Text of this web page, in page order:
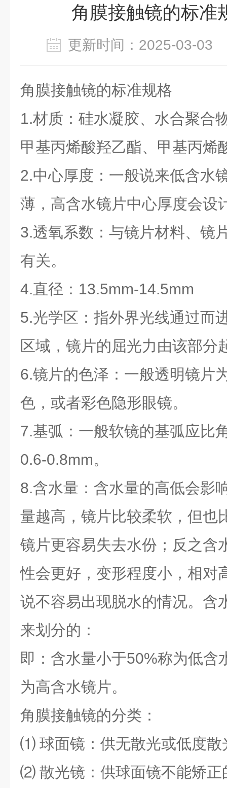
角膜接触镜的标准
更新时间：2025-03-
角膜接触镜的标准规格
1.材质：硅水凝胶、水合聚合
甲基丙烯酸羟乙酯、甲基丙烯
2.中心厚度：一般说来低含水
薄，高含水镜片中心厚度会设
3.透氧系数：与镜片材料、镜
有关。
4.直径：13.5mm-14.5mm
5.光学区：指外界光线通过而
区域，镜片的屈光力由该部分
6.镜片的色泽：一般透明镜片
色，或者彩色隐形眼镜。
7.基弧：一般软镜的基弧应比
0.6-0.8mm。
8.含水量：含水量的高低会影
量越高，镜片比较柔软，但也
镜片更容易失去水份；反之含
性会更好，变形程度小，相对
说不容易出现脱水的情况。含
来划分的：
即：含水量小于50%称为低含
为高含水镜片。
角膜接触镜的分类：
⑴ 球面镜：供无散光或低度散
⑵ 散光镜：供球面镜不能矫正